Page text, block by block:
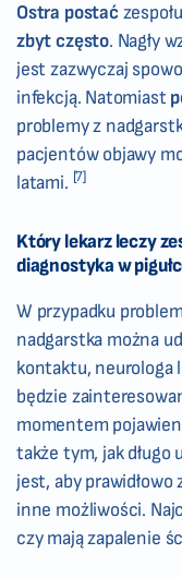
Ostra postać
zbyt często. Nagły
jest zazwyczaj
infekcją. Natomiast
problemy z
pacjentów objawy
latami. [7]
Który lekarz leczy
diagnostyka w
W przypadku
nadgarstka można
kontaktu, neurologa
będzie
momentem
także tym, jak długo
jest, aby
inne możliwości.
czy mają zapalenie